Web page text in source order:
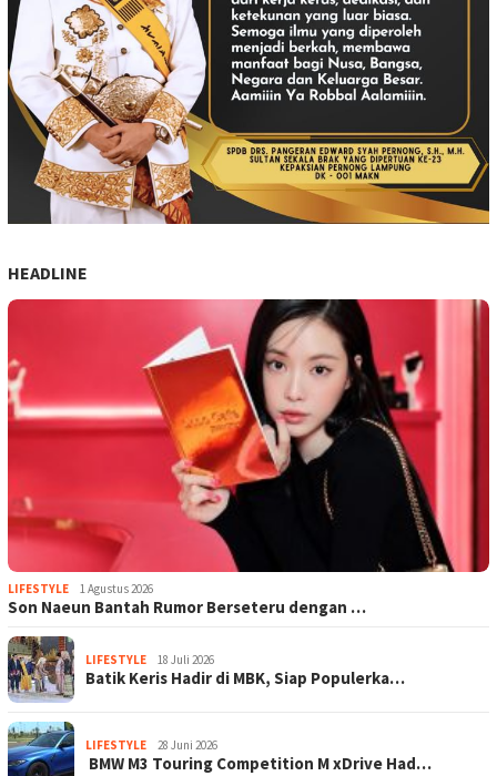
HEADLINE
LIFESTYLE 1 Agustus 2026
Son Naeun Bantah Rumor Berseteru dengan …
LIFESTYLE 18 Juli 2026
Batik Keris Hadir di MBK, Siap Populerka…
LIFESTYLE 28 Juni 2026
BMW M3 Touring Competition M xDrive Had…